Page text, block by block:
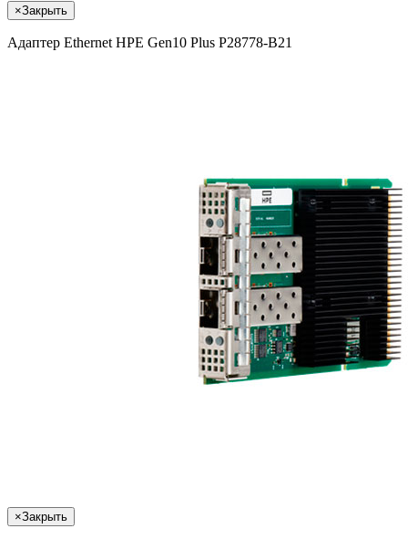
×Закрыть
Адаптер Ethernet HPE Gen10 Plus P28778-B21
×Закрыть